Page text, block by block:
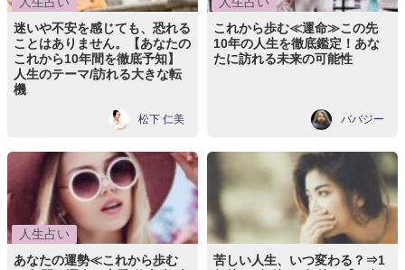
迷いや不安を感じても、恐れる
ことはありません。【あなたの
これから10年間を徹底予知】
人生のテーマ/訪れる大きな転
機
松下 仁美
これから歩む≪運命≫この先
10年の人生を徹底鑑定！あな
たに訪れる未来の可能性
ババジー
人生占い
あなたの運勢≪これから歩む
苦しい人生、いつ変わる？⇒1